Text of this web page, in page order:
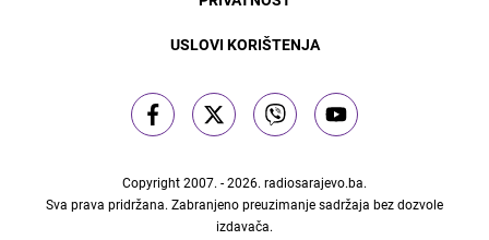
USLOVI KORIŠTENJA
Copyright 2007. - 2026. radiosarajevo.ba.
Sva prava pridržana. Zabranjeno preuzimanje sadržaja bez dozvole
izdavača.